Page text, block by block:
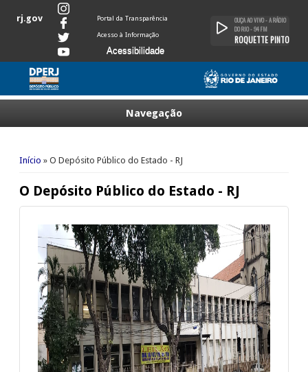
rj.gov Portal da Transparência
Acesso à Informação
Acessibilidade
OUÇA AO VIVO- A RÁDIO
DO RIO - 94 FM
ROQUETTE PINTO
Navegação
Você está aqui
Início » O Depósito Público do Estado - RJ
O Depósito Público do Estado - RJ